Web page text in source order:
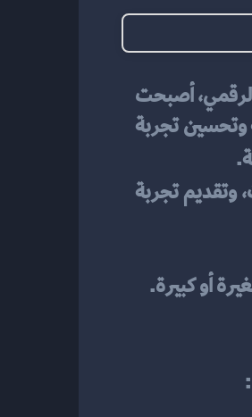
أو كبيرة.